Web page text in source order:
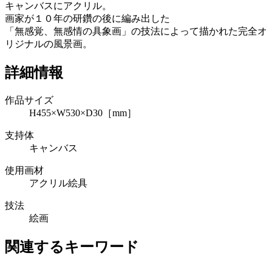
キャンバスにアクリル。
画家が１０年の研鑽の後に編み出した
「無感覚、無感情の具象画」の技法によって描かれた完全オ
リジナルの風景画。
詳細情報
作品サイズ
H455×W530×D30［mm］
支持体
キャンバス
使用画材
アクリル絵具
技法
絵画
関連するキーワード